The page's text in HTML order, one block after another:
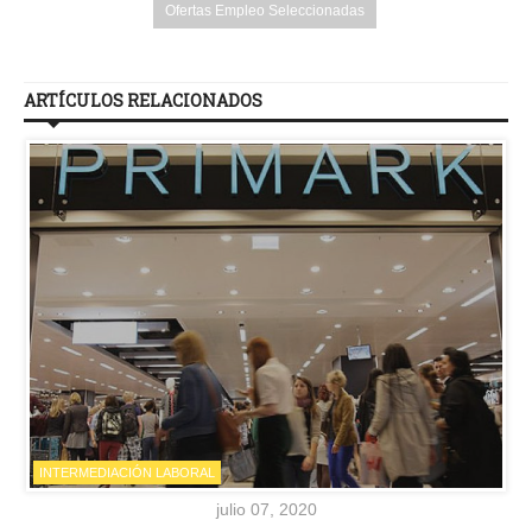
Ofertas Empleo Seleccionadas
ARTÍCULOS RELACIONADOS
INTERMEDIACIÓN LABORAL
julio 07, 2020